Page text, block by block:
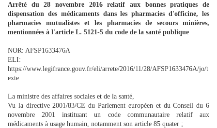
Arrêté du 28 novembre 2016 relatif aux bonnes pratiques de
dispensation des médicaments dans les pharmacies d'officine, les
pharmacies mutualistes et les pharmacies de secours minières,
mentionnées à l'article L. 5121-5 du code de la santé publique
NOR: AFSP1633476A
ELI:
https://www.legifrance.gouv.fr/eli/arrete/2016/11/28/AFSP1633476A/jo/t
exte
La ministre des affaires sociales et de la santé,
Vu la directive 2001/83/CE du Parlement européen et du Conseil du 6
novembre 2001 instituant un code communautaire relatif aux
médicaments à usage humain, notamment son article 85 quater ;